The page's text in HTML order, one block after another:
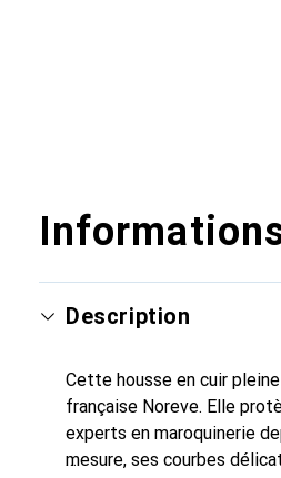
Description
Cette housse en cuir
française Noreve. Elle
experts en maroquinerie
mesure, ses courbes